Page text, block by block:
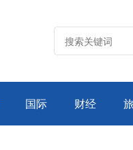
国际 财经